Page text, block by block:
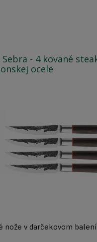
Sebra - 4 kované
ocele
nože v darčekovom balení